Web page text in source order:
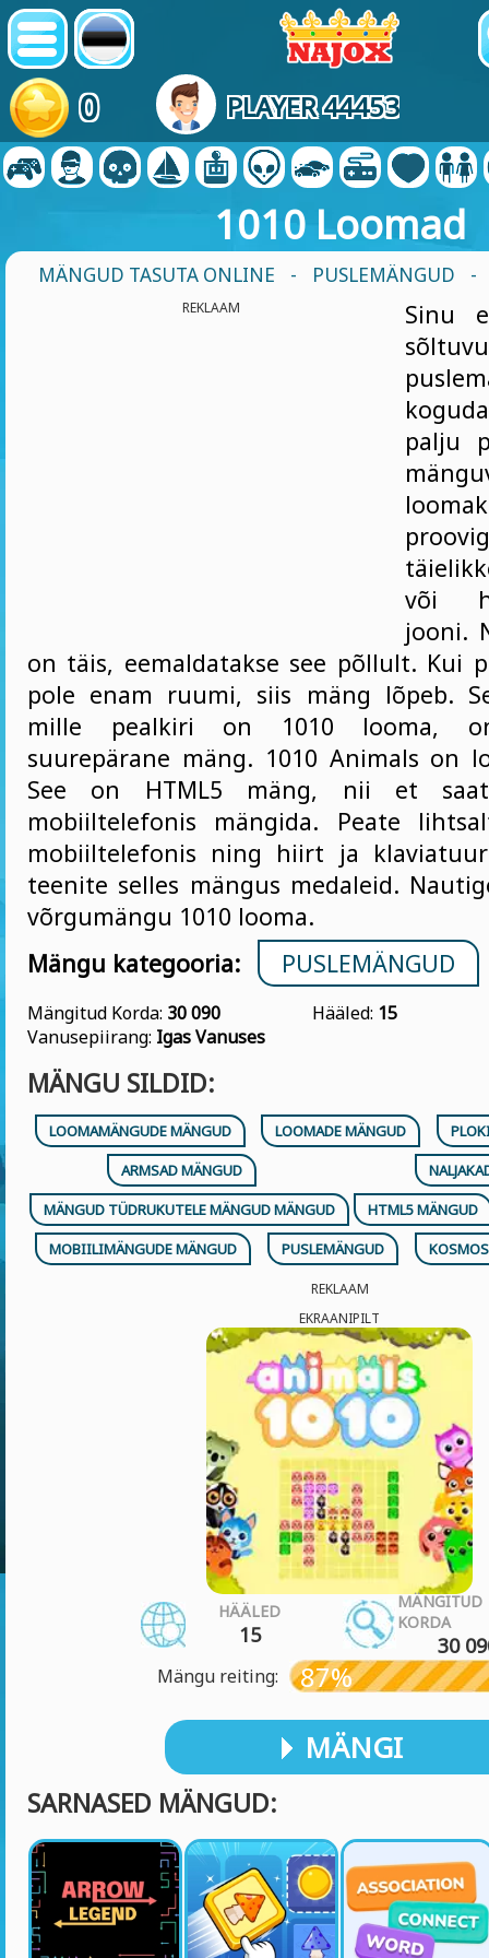
0 PLAYER 44453
1010 Loomad
MÄNGUD TASUTA ONLINE - PUSLEMÄNGUD -
REKLAAM
Sinu
palju
või
jooni.
on täis, eemaldatakse see põllult. Kui
pole enam ruumi, siis mäng lõpeb.
mille pealkiri on 1010 looma,
suurepärane mäng. 1010 Animals on
See on HTML5 mäng, nii et
mobiiltelefonis mängida. Peate
mobiiltelefonis ning hiirt ja
teenite selles mängus medaleid.
võrgumängu 1010 looma.
Mängu kategooria:
PUSLEMÄNGUD
Mängitud Korda: 30 090 Hääled: 15
Vanusepiirang: Igas Vanuses
MÄNGU SILDID:
LOOMAMÄNGUDE MÄNGUD LOOMADE MÄNGUD
ARMSAD MÄNGUD
MÄNGUD TÜDRUKUTELE MÄNGUD MÄNGUD
HTML5 MÄNGUD
MOBIILIMÄNGUDE MÄNGUD
PUSLEMÄNGUD
REKLAAM
EKRAANIPILT
HÄÄLED
15
MÄNGITUD
KORDA
30
Mängu reiting: 87%
MÄNGI
SARNASED MÄNGUD: